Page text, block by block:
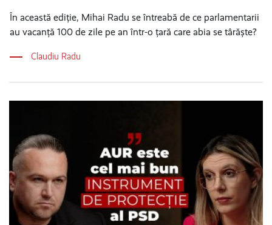
În această ediție, Mihai Radu se întreabă de ce parlamentarii
au vacanță 100 de zile pe an într-o țară care abia se târăște?
Claudiu Radu